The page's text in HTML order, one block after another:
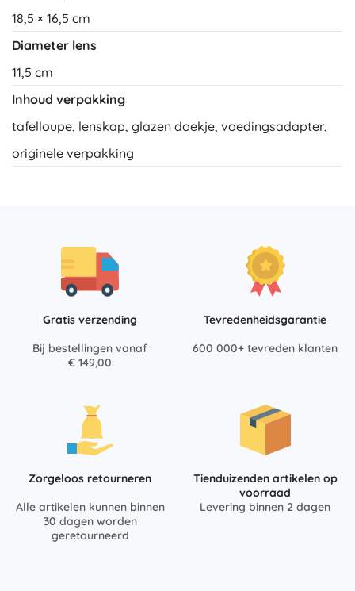
18,5 × 16,5 cm
Diameter lens
11,5 cm
Inhoud verpakking
tafelloupe, lenskap, glazen doekje, voedingsadapter,
originele verpakking
Gratis verzending
Bij bestellingen vanaf
€ 149,00
Tevredenheidsgarantie
600 000+ tevreden klanten
Zorgeloos retourneren
Alle artikelen kunnen binnen
30 dagen worden
geretourneerd
Tienduizenden artikelen op
voorraad
Levering binnen 2 dagen